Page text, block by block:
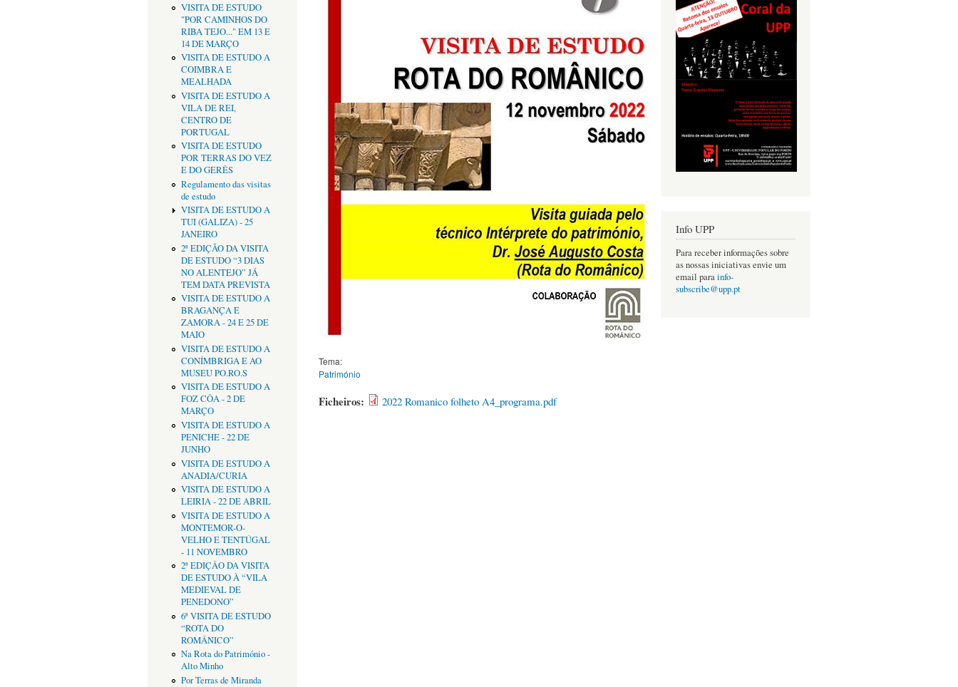
VISITA DE ESTUDO
"POR CAMINHOS DO
RIBA TEJO..." EM 13 E
14 DE MARÇO
VISITA DE ESTUDO A
COIMBRA E
MEALHADA
VISITA DE ESTUDO A
VILA DE REI,
CENTRO DE
PORTUGAL
VISITA DE ESTUDO
POR TERRAS DO VEZ
E DO GERÊS
Regulamento das visitas
de estudo
VISITA DE ESTUDO A
TUI (GALIZA) - 25
JANEIRO
2ª EDIÇÃO DA VISITA
DE ESTUDO “3 DIAS
NO ALENTEJO” JÁ
TEM DATA PREVISTA
VISITA DE ESTUDO A
BRAGANÇA E
ZAMORA - 24 E 25 DE
MAIO
VISITA DE ESTUDO A
CONÍMBRIGA E AO
MUSEU PO.RO.S
VISITA DE ESTUDO A
FOZ CÔA - 2 DE
MARÇO
VISITA DE ESTUDO A
PENICHE - 22 DE
JUNHO
VISITA DE ESTUDO A
ANADIA/CURIA
VISITA DE ESTUDO A
LEIRIA - 22 DE ABRIL
VISITA DE ESTUDO A
MONTEMOR-O-
VELHO E TENTÚGAL
- 11 NOVEMBRO
2ª EDIÇÂO DA VISITA
DE ESTUDO À “VILA
MEDIEVAL DE
PENEDONO”
6ª VISITA DE ESTUDO
“ROTA DO
ROMÂNICO”
Na Rota do Património -
Alto Minho
Por Terras de Miranda
Tema:
Património
Ficheiros: 2022 Romanico folheto A4_programa.pdf
Info UPP
Para receber informações sobre
as nossas iniciativas envie um
email parainfo-
subscribe@upp.pt